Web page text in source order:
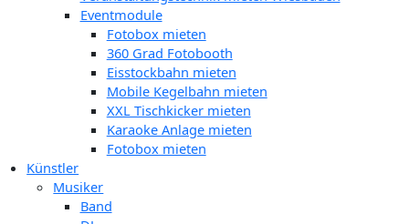
Eventmodule
Fotobox mieten
360 Grad Fotobooth
Eisstockbahn mieten
Mobile Kegelbahn mieten
XXL Tischkicker mieten
Karaoke Anlage mieten
Fotobox mieten
Künstler
Musiker
Band